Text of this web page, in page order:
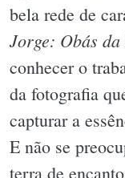
bela rede de
Jorge: Obás
conhecer o
da fotografia
capturar a
E não se
terra de